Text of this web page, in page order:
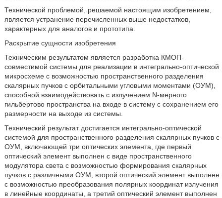
Технической проблемой, решаемой настоящим изобретением,
является устранение перечисленных выше недостатков,
характерных для аналогов и прототипа.
Раскрытие сущности изобретения
Техническим результатом является разработка КМОП-
совместимой системы для реализации в интегрально-оптической
микросхеме с возможностью пространственного разделения
скалярных пучков с орбитальными угловыми моментами (ОУМ),
способной взаимодействовать с излучением N-мерного
гильбертово пространства на входе в систему с сохранением его
размерности на выходе из системы.
Технический результат достигается интегрально-оптической
системой для пространственного разделения скалярных пучков с
ОУМ, включающей три оптических элемента, где первый
оптический элемент выполнен с виде пространственного
модулятора света с возможностью формирования скалярных
пучков с различными ОУМ, второй оптический элемент выполнен
с возможностью преобразования полярных координат излучения
в линейные координаты, а третий оптический элемент выполнен